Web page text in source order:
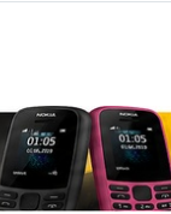
به بزرگترین جشنواره
اومدید! | فقط ۲۵ میلیون !